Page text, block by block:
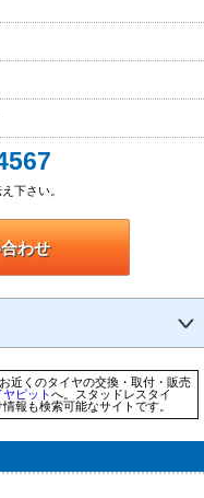
下さい。
わせ
近くのタイヤの交換・取付・販売
ピットへ。スタッドレスタイ
報も検索可能なサイトです。